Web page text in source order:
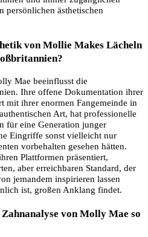
persönlichen ästhetischen
von Mollie Makes Lächeln
Mae beeinflusst die
Ihre offene Dokumentation ihrer
mit ihrer enormen Fangemeinde in
Art, hat professionelle
für eine Generation junger
Eingriffe sonst vielleicht nur
vorbehalten gesehen hätten.
Plattformen präsentiert,
aber erreichbaren Standard, der
jemandem inspirieren lassen
ist, großen Anklang findet.
von Molly Mae so